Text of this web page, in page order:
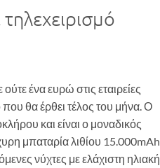
ένα ευρώ στις εταιρείες
που θα έρθει τέλος του μήνα. Ο
και είναι ο μοναδικός
μπαταρία λιθίου 15.000mAh
νύχτες με ελάχιστη ηλιακή